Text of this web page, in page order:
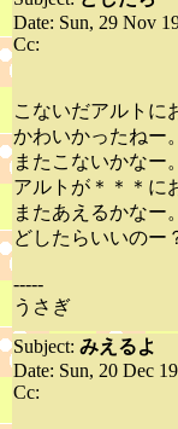
Date: Sun, 29 Nov
Cc:
こないだアルトに
かわいかったねー。
またこないかなー。
アルトが＊＊＊に
またあえるかなー。
どしたらいいのー
-----
うさぎ
Subject: みえるよ
Date: Sun, 20 Dec
Cc: